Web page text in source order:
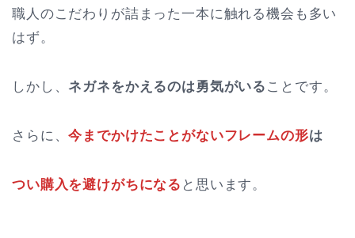
職人のこだわりが詰まった一本に触れる機会も多い
はず。
しかし、 ネガネをかえるのは勇気がいる ことです。
さらに、今までかけたことがないフレームの形は
つい購入を避けがちになる と思います。